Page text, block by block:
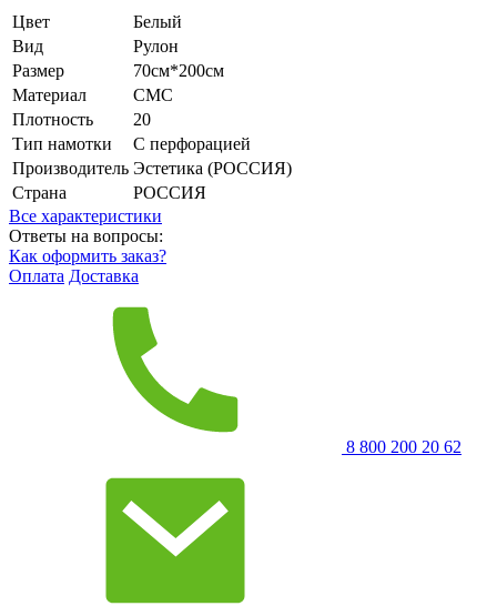
Цвет
Белый
Вид
Рулон
Размер
70см*200см
Материал
СМС
Плотность
20
Тип намотки
С перфорацией
Производитель Эстетика (РОССИЯ)
Страна
РОССИЯ
Все характеристики
Ответы на вопросы:
Как оформить заказ?
Оплата Доставка
8 800 200 20 62